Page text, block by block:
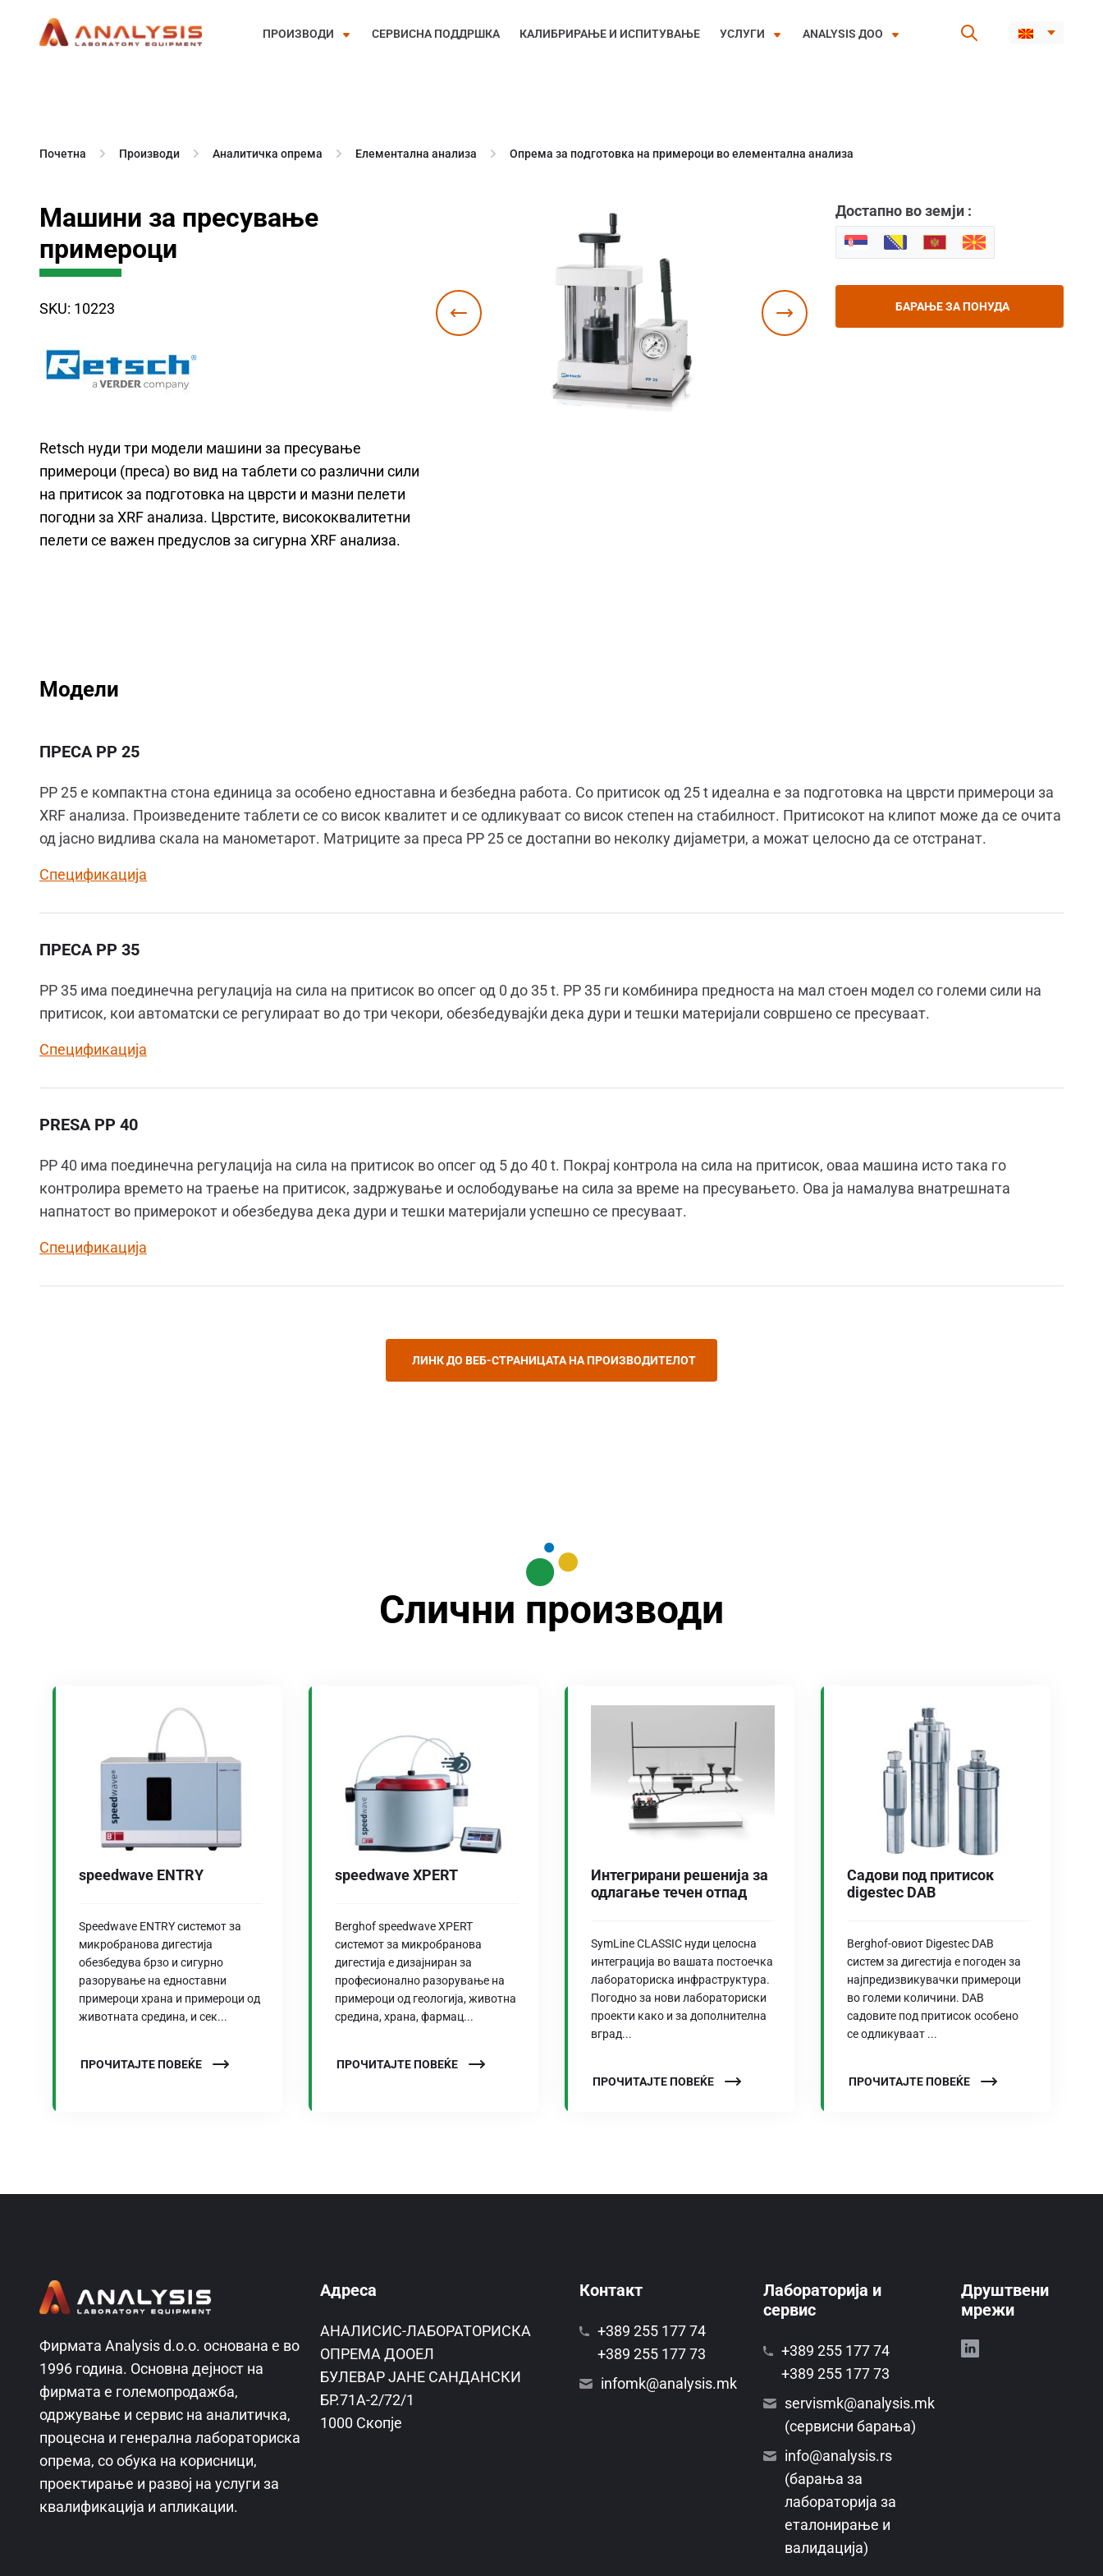
ПРОИЗВОДИ СЕРВИСНА ПОДДРШКА КАЛИБРИРАЊЕ И ИСПИТУВАЊЕ УСЛУГИ ANALYSIS ДОО
Почетна Производи Аналитичка опрема Елементална анализа Опрема за подготовка на примероци во елементална анализа
Машини за пресување
примероци
SKU: 10223
Retsch нуди три модели машини за пресување
примероци (преса) во вид на таблети со различни сили
на притисок за подготовка на цврсти и мазни пелети
погодни за XRF анализа. Цврстите, висококвалитетни
пелети се важен предуслов за сигурна XRF анализа.
Достапно во земји :
БАРАЊЕ ЗА ПОНУДА
Модели
ПРЕСА PP 25
PP 25 е компактна стона единица за особено едноставна и безбедна работа. Со притисок од 25 t идеална е за подготовка на цврсти примероци за
XRF анализа. Произведените таблети се со висок квалитет и се одликуваат со висок степен на стабилност. Притисокот на клипот може да се очита
од јасно видлива скала на манометарот. Матриците за преса PP 25 се достапни во неколку дијаметри, а можат целосно да се отстранат.
Спецификација
ПРЕСА PP 35
PP 35 има поединечна регулација на сила на притисок во опсег од 0 до 35 t. PP 35 ги комбинира предноста на мал стоен модел со големи сили на
притисок, кои автоматски се регулираат во до три чекори, обезбедувајќи дека дури и тешки материјали совршено се пресуваат.
Спецификација
PRESA PP 40
PP 40 има поединечна регулација на сила на притисок во опсег од 5 до 40 t. Покрај контрола на сила на притисок, оваа машина исто така го
контролира времето на траење на притисок, задржување и ослободување на сила за време на пресувањето. Ова ја намалува внатрешната
напнатост во примерокот и обезбедува дека дури и тешки материјали успешно се пресуваат.
Спецификација
ЛИНК ДО ВЕБ-СТРАНИЦАТА НА ПРОИЗВОДИТЕЛОТ
Слични производи
speedwave ENTRY
Speedwave ENTRY системот за
микробранова дигестија
обезбедува брзо и сигурно
разорување на едноставни
примероци храна и примероци од
животната средина, и сек...
ПРОЧИТАЈТЕ ПОВЕЌЕ
speedwave XPERT
Berghof speedwave XPERT
системот за микробранова
дигестија е дизајниран за
професионално разорување на
примероци од геологија, животна
средина, храна, фармац...
ПРОЧИТАЈТЕ ПОВЕЌЕ
Интегрирани решенија за
одлагање течен отпад
SymLine CLASSIC нуди целосна
интеграција во вашата постоечка
лабораториска инфраструктура.
Погодно за нови лабораториски
проекти како и за дополнителна
вград...
ПРОЧИТАЈТЕ ПОВЕЌЕ
Садови под притисок
digestec DAB
Berghof-овиот Digestec DAB
систем за дигестија е погоден за
најпредизвикувачки примероци
во големи количини. DAB
садовите под притисок особено
се одликуваат ...
ПРОЧИТАЈТЕ ПОВЕЌЕ
Фирмата Analysis d.o.o. основана е во
1996 година. Основна дејност на
фирмата е големопродажба,
одржување и сервис на аналитичка,
процесна и генерална лабораториска
опрема, со обука на корисници,
проектирање и развој на услуги за
квалификација и апликации.
Адреса
AНАЛИСИС-ЛАБОРАТОРИСКА
ОПРЕМА ДООЕЛ
БУЛЕВАР ЈАНЕ САНДАНСКИ
БР.71А-2/72/1
1000 Скопје
Контакт
+389 255 177 74
+389 255 177 73
infomk@analysis.mk
Лабораторија и
сервис
+389 255 177 74
+389 255 177 73
servismk@analysis.mk
(сервисни барања)
info@analysis.rs
(барања за
лабораторија за
еталонирање и
валидација)
Друштвени
мрежи